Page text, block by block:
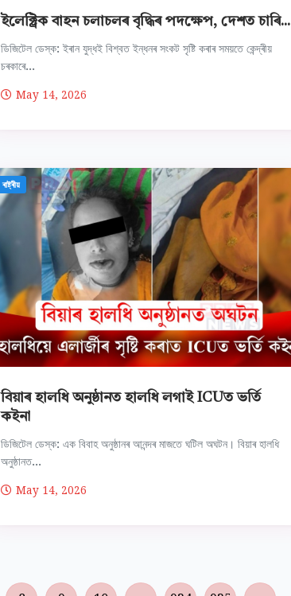
ইলেক্ট্রিক বাহন চলাচলৰ বৃদ্ধিৰ পদক্ষেপ, দেশত চাৰি...
ডিজিটেল ডেস্ক: ইৰান যুদ্ধই বিশ্বত ইন্ধনৰ সংকট সৃষ্টি কৰাৰ সময়তে কেন্দ্ৰীয়
চৰকাৰে...
May 14, 2026
ৰাষ্ট্ৰীয়
বিয়াৰ হালধি অনুষ্ঠানত হালধি লগাই ICUত ভৰ্তি
কইনা
ডিজিটেল ডেস্ক: এক বিবাহ অনুষ্ঠানৰ আনন্দৰ মাজতে ঘটিল অঘটন। বিয়াৰ হালধি
অনুষ্ঠানত...
May 14, 2026